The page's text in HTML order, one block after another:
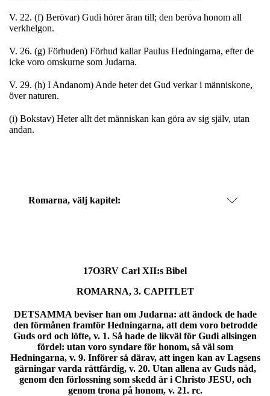
V. 22. (f) Berövar) Gudi hörer äran till; den beröva honom all
verkhelgon.
V. 26. (g) Förhuden) Förhud kallar Paulus Hedningarna, efter de
icke voro omskurne som Judarna.
V. 29. (h) I Andanom) Ande heter det Gud verkar i människone,
över naturen.
(i) Bokstav) Heter allt det människan kan göra av sig själv, utan
andan.
Romarna, välj kapitel:
17O3RV Carl XII:s Bibel
ROMARNA, 3. CAPITLET
DETSAMMA beviser han om Judarna: att ändock de hade
den förmånen framför Hedningarna, att dem voro betrodde
Guds ord och löfte, v. 1. Så hade de likväl för Gudi allsingen
fördel: utan voro syndare för honom, så väl som
Hedningarna, v. 9. Införer så därav, att ingen kan av Lagsens
gärningar varda rättfärdig, v. 20. Utan allena av Guds nåd,
genom den förlossning som skedd är i Christo JESU, och
genom trona på honom, v. 21. rc.